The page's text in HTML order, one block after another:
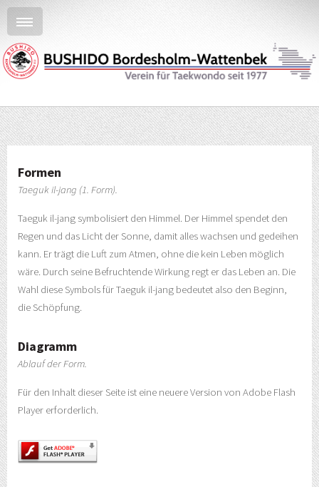
Formen
Taeguk il-jang (1. Form).
Taeguk il-jang symbolisiert den Himmel. Der Himmel spendet den
Regen und das Licht der Sonne, damit alles wachsen und gedeihen
kann. Er trägt die Luft zum Atmen, ohne die kein Leben möglich
wäre. Durch seine Befruchtende Wirkung regt er das Leben an. Die
Wahl diese Symbols für Taeguk il-jang bedeutet also den Beginn,
die Schöpfung.
Diagramm
Ablauf der Form.
Für den Inhalt dieser Seite ist eine neuere Version von Adobe Flash
Player erforderlich.